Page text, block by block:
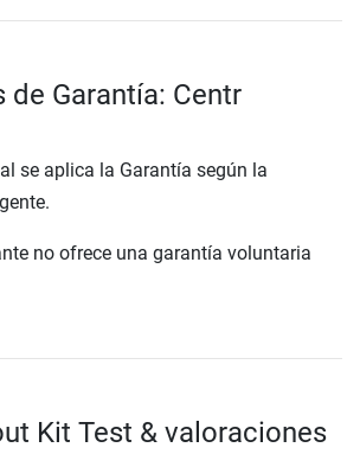
de Garantía: Centr
se aplica la Garantía según la
no ofrece una garantía voluntaria
Kit Test & valoraciones